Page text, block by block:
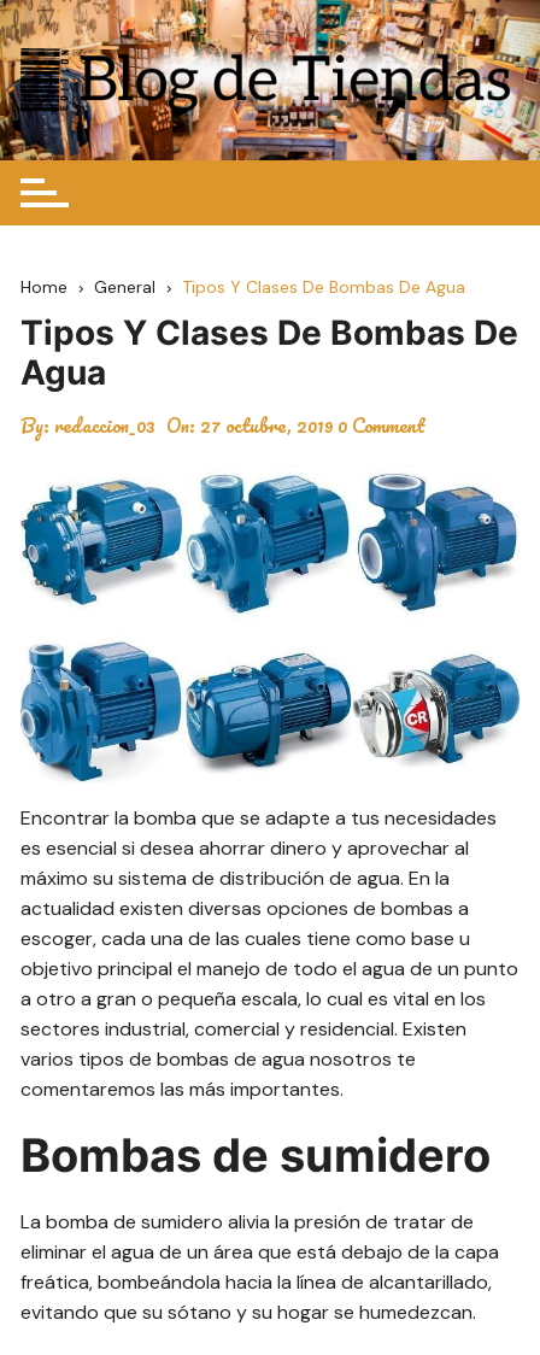
Skip
to
content
Home General Tipos Y Clases De Bombas De Agua
Tipos Y Clases De Bombas De
Agua
By: redaccion_03 On: 27 octubre, 20190 Comment
Encontrar la bomba que se adapte a tus necesidades
es esencial si desea ahorrar dinero y aprovechar al
máximo su sistema de distribución de agua. En la
actualidad existen diversas opciones de bombas a
escoger, cada una de las cuales tiene como base u
objetivo principal el manejo de todo el agua de un punto
a otro a gran o pequeña escala, lo cual es vital en los
sectores industrial, comercial y residencial. Existen
varios tipos de bombas de agua nosotros te
comentaremos las más importantes.
Bombas de sumidero
La bomba de sumidero alivia la presión de tratar de
eliminar el agua de un área que está debajo de la capa
freática, bombeándola hacia la línea de alcantarillado,
evitando que su sótano y su hogar se humedezcan.